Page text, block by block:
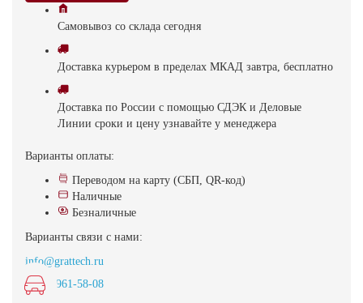
Самовывоз со склада cегодня
Доставка курьером в пределах МКАД завтра, бесплатно
Доставка по России с помощью СДЭК и Деловые
Линии сроки и цену узнавайте у менеджера
Варианты оплаты:
Переводом на карту (СБП, QR-код)
Наличные
Безналичные
Варианты связи с нами:
info@grattech.ru
8(499)961-58-08